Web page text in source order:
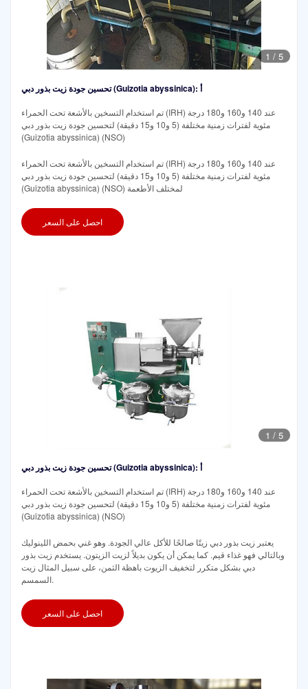
1 / 5
تحسين جودة زيت بذور دبي (Guizotia abyssinica): أ
تم استخدام التسخين بالأشعة تحت الحمراء (IRH) عند 140 و160 و180 درجة
مئوية لفترات زمنية مختلفة (5 و10 و15 دقيقة) لتحسين جودة زيت بذور دبي
(Guizotia abyssinica) (NSO)
تم استخدام التسخين بالأشعة تحت الحمراء (IRH) عند 140 و160 و180 درجة
مئوية لفترات زمنية مختلفة (5 و10 و15 دقيقة) لتحسين جودة زيت بذور دبي
(Guizotia abyssinica) (NSO) لمختلف الأطعمة
احصل على السعر
1 / 5
تحسين جودة زيت بذور دبي (Guizotia abyssinica): أ
تم استخدام التسخين بالأشعة تحت الحمراء (IRH) عند 140 و160 و180 درجة
مئوية لفترات زمنية مختلفة (5 و10 و15 دقيقة) لتحسين جودة زيت بذور دبي
(Guizotia abyssinica) (NSO)
يعتبر زيت بذور دبي زيتًا صالحًا للأكل عالي الجودة. وهو غني بحمض اللينوليك
وبالتالي فهو غذاء قيم. كما يمكن أن يكون بديلاً لزيت الزيتون. يستخدم زيت بذور
دبي بشكل متكرر لتخفيف الزيوت باهظة الثمن، على سبيل المثال زيت
السمسم.
احصل على السعر